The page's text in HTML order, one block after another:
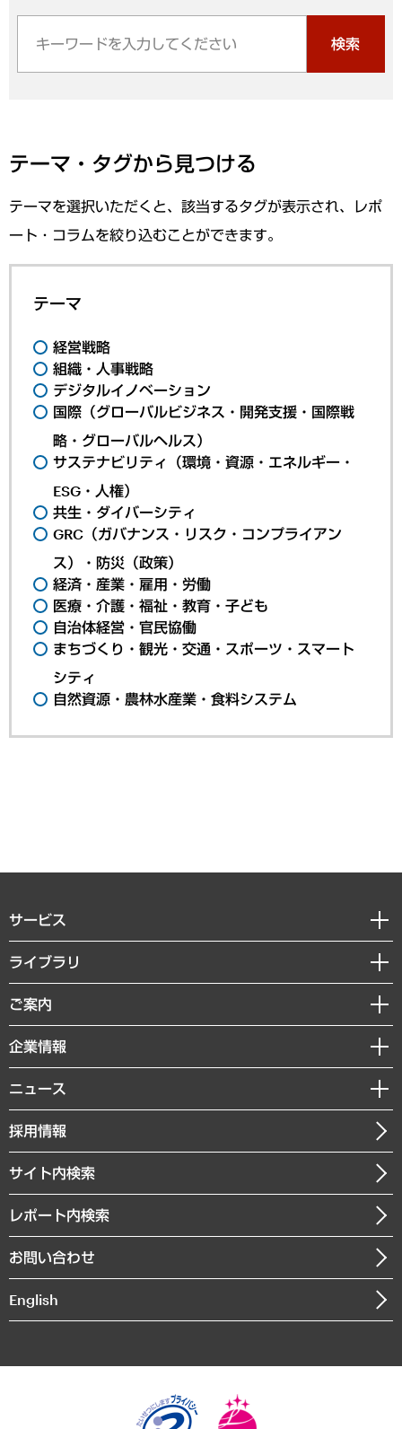
検索
テーマ・タグから見つける
テーマを選択いただくと、該当するタグが表示され、レポ
ート・コラムを絞り込むことができます。
テーマ
経営戦略
組織・人事戦略
デジタルイノベーション
国際（グローバルビジネス・開発支援・国際戦
略・グローバルヘルス）
サステナビリティ（環境・資源・エネルギー・
ESG・人権）
共生・ダイバーシティ
GRC（ガバナンス・リスク・コンプライアン
ス）・防災（政策）
経済・産業・雇用・労働
医療・介護・福祉・教育・子ども
自治体経営・官民協働
まちづくり・観光・交通・スポーツ・スマート
シティ
自然資源・農林水産業・食料システム
サービス
経営戦略
組織・人事戦略
デジタルイノベーション
共生・ダイバーシティ
GRC（ガバナンス・リスク・コンプライアンス）・防災（政策）
経済・産業・雇用・労働
まちづくり・観光・交通・スポーツ・スマートシティ
自然資源・農林水産業・食料システム
ライブラリ
経済調査
レポート
コラム
経営用語集
受託・受注実績（官公庁関連）
メディア掲載・出演
ご案内
セミナー・イベント情報
MUFGビジネスセミナー
受託案件情報
企業情報
私たちの想い
社長メッセージ
会社概要
沿革
組織図・本部部室紹介
インドネシア現地法人
個人情報保護方針
ニュース
ニュースリリース
お知らせ
採用情報
サイト内検索
レポート内検索
お問い合わせ
English